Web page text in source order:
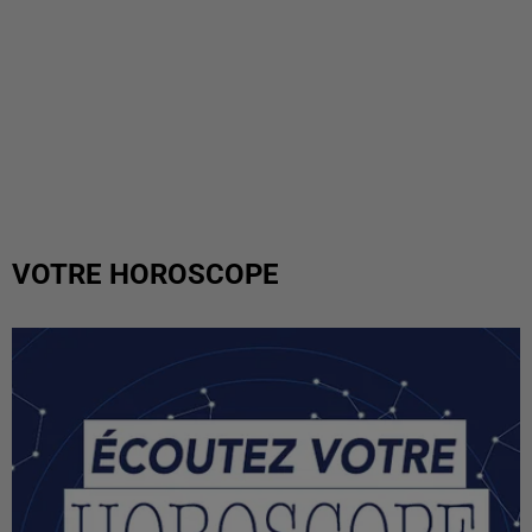
VOTRE HOROSCOPE